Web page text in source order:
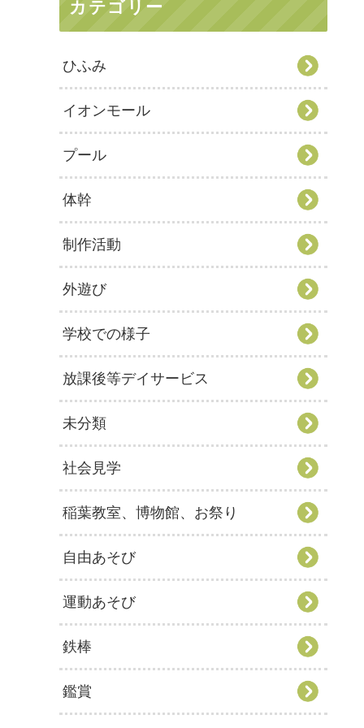
カテゴリー
ひふみ
イオンモール
プール
体幹
制作活動
外遊び
学校での様子
放課後等デイサービス
未分類
社会見学
稲葉教室、博物館、お祭り
自由あそび
運動あそび
鉄棒
鑑賞